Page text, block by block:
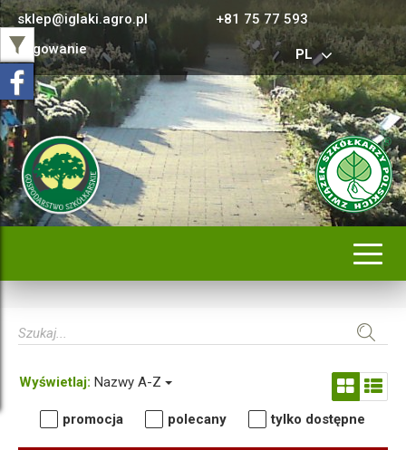
sklep@iglaki.agro.pl
+81 75 77 593
Logowanie
PL
Wyświetlaj: Nazwy A-Z
promocja polecany tylko dostępne